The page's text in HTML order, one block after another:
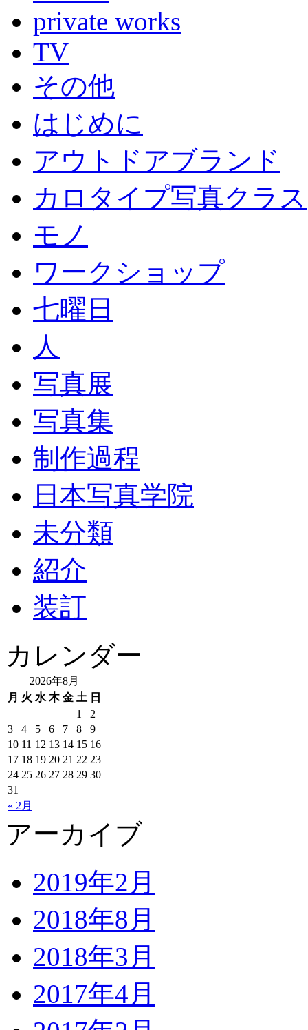
private works
TV
その他
はじめに
アウトドアブランド
カロタイプ写真クラス
モノ
ワークショップ
七曜日
人
写真展
写真集
制作過程
日本写真学院
未分類
紹介
装訂
カレンダー
2026年8月
月 火 水 木 金 土 日
« 2月
1
2
3
4 5 6 7 8
9
10 11 12 13 14 15 16
17 18 19 20 21 22 23
24 25 26 27 28 29 30
31
アーカイブ
2019年2月
2018年8月
2018年3月
2017年4月